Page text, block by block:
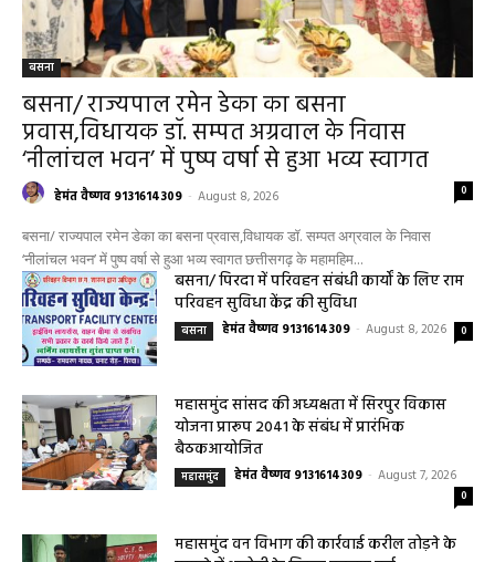
बसना
बसना/ राज्यपाल रमेन डेका का बसना
प्रवास,विधायक डॉ. सम्पत अग्रवाल के निवास
‘नीलांचल भवन’ में पुष्प वर्षा से हुआ भव्य स्वागत
हेमंत वैष्णव 9131614309 - August 8, 2026
बसना/ राज्यपाल रमेन डेका का बसना प्रवास,विधायक डॉ. सम्पत अग्रवाल के निवास
‘नीलांचल भवन’ में पुष्प वर्षा से हुआ भव्य स्वागत छत्तीसगढ़ के महामहिम...
बसना हेमंत वैष्णव 9131614309 - August 8, 2026
महासमुंद सांसद की अध्यक्षता में सिरपुर विकास
महासमुंद हेमंत वैष्णव 9131614309 - August 7, 2026